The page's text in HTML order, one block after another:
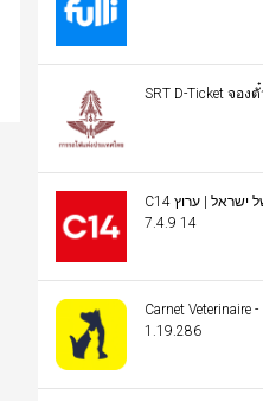
SRT D-Ticket จอง
C14 החדשות של ישראל | ערוץ
14 7.4.9
Carnet Veterinaire
1.19.286